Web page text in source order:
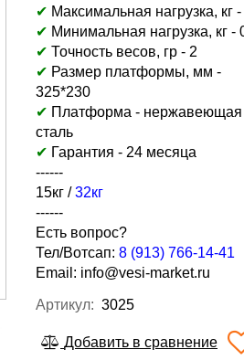
✔ Максимальная нагрузка, кг
✔ Минимальная нагрузка, кг -
✔ Точность весов, гр - 2
✔ Размер платформы, мм -
325*230
✔ Платформа - нержавеющая
сталь
✔ Гарантия - 24 месяца
------
15кг /32кг
------
Есть вопрос?
Тел/Вотсап: 8 (913) 766-14-41
Email: info@vesi-market.ru
Артикул: 3025
Добавить в сравнение